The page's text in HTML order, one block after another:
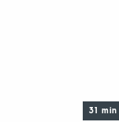
31 min